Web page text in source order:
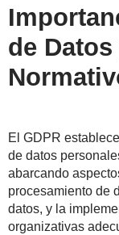
de
El GDPR
de datos
abarcando
procesamiento de
datos, y la
organizativas